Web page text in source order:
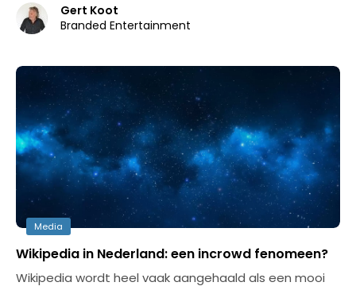
Gert Koot
Branded Entertainment
Media
Wikipedia in Nederland: een incrowd fenomeen?
Wikipedia wordt heel vaak aangehaald als een mooi